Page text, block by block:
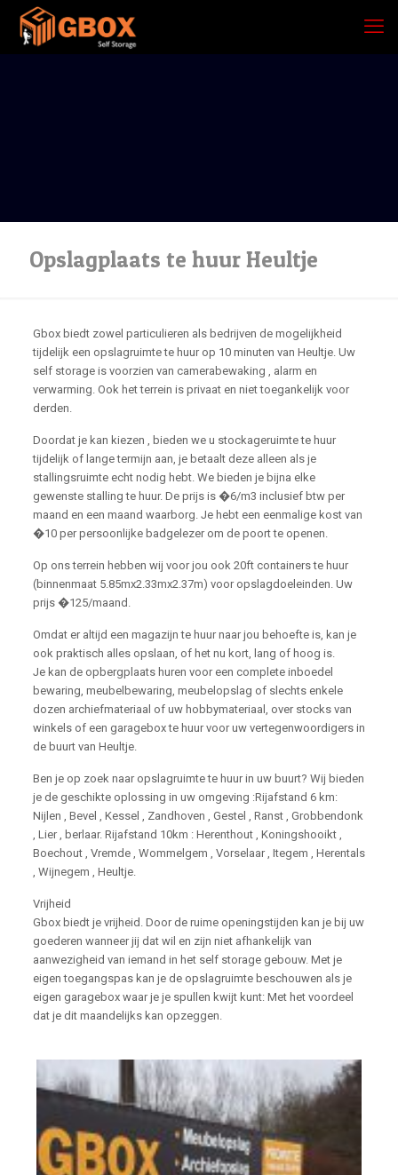
Opslagplaats te huur Heultje
Gbox biedt zowel particulieren als bedrijven de mogelijkheid
tijdelijk een opslagruimte te huur op 10 minuten van Heultje. Uw
self storage is voorzien van camerabewaking , alarm en
verwarming. Ook het terrein is privaat en niet toegankelijk voor
derden.
Doordat je kan kiezen , bieden we u stockageruimte te huur
tijdelijk of lange termijn aan, je betaalt deze alleen als je
stallingsruimte echt nodig hebt. We bieden je bijna elke
gewenste stalling te huur. De prijs is �6/m3 inclusief btw per
maand en een maand waarborg. Je hebt een eenmalige kost van
�10 per persoonlijke badgelezer om de poort te openen.
Op ons terrein hebben wij voor jou ook 20ft containers te huur
(binnenmaat 5.85mx2.33mx2.37m) voor opslagdoeleinden. Uw
prijs �125/maand.
Omdat er altijd een magazijn te huur naar jou behoefte is, kan je
ook praktisch alles opslaan, of het nu kort, lang of hoog is.
Je kan de opbergplaats huren voor een complete inboedel
bewaring, meubelbewaring, meubelopslag of slechts enkele
dozen archiefmateriaal of uw hobbymateriaal, over stocks van
winkels of een garagebox te huur voor uw vertegenwoordigers in
de buurt van Heultje.
Ben je op zoek naar opslagruimte te huur in uw buurt? Wij bieden
je de geschikte oplossing in uw omgeving :Rijafstand 6 km:
Nijlen , Bevel , Kessel , Zandhoven , Gestel , Ranst , Grobbendonk
, Lier , berlaar. Rijafstand 10km : Herenthout , Koningshooikt ,
Boechout , Vremde , Wommelgem , Vorselaar , Itegem , Herentals
, Wijnegem , Heultje.
Vrijheid
Gbox biedt je vrijheid. Door de ruime openingstijden kan je bij uw
goederen wanneer jij dat wil en zijn niet afhankelijk van
aanwezigheid van iemand in het self storage gebouw. Met je
eigen toegangspas kan je de opslagruimte beschouwen als je
eigen garagebox waar je je spullen kwijt kunt: Met het voordeel
dat je dit maandelijks kan opzeggen.